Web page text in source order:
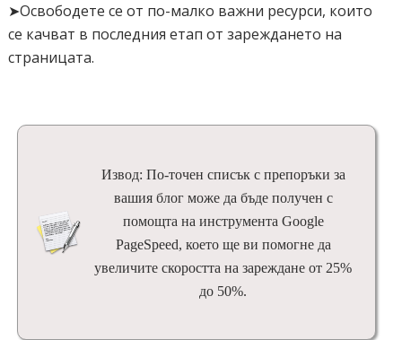
➤Освободете се от по-малко важни ресурси, които
се качват в последния етап от зареждането на
страницата.
Извод: По-точен списък с препоръки за
вашия блог може да бъде получен с
помощта на инструмента Google
PageSpeed, което ще ви помогне да
увеличите скоростта на зареждане от 25%
до 50%.